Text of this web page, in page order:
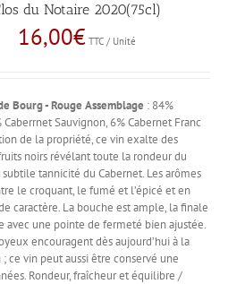
du Notaire 2020(75cl)
16,00€ TTC / Unité
Bourg - Rouge Assemblage : 84%
Caberrnet Sauvignon, 6% Cabernet Franc
de la propriété, ce vin exalte des
noirs révélant toute la rondeur du
tannicité du Cabernet. Les arômes
le croquant, le fumé et l’épicé et en
caractère. La bouche est ample, la finale
avec une pointe de fermeté bien ajustée.
encouragent dès aujourd’hui à la
ce vin peut aussi être conservé une
Rondeur, fraîcheur et équilibre /